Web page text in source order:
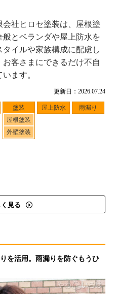
更新日：2026.07.24
塗装
屋根塗装
外壁塗装
屋上防水 雨漏り
見る
社ヒロセ塗装は、屋根塗
とベランダや屋上防水を
イルや家族構成に配慮し
客さまにできるだけ不自
ます。
を活用。雨漏りを防ぐもうひ